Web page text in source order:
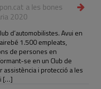
a les bones
2020
d’automobilistes. Avui en
1.500 empleats,
de persones en
se en un Club de
assistència i protecció a les
[…]